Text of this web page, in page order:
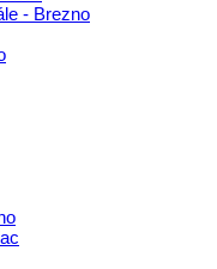
- Brezno